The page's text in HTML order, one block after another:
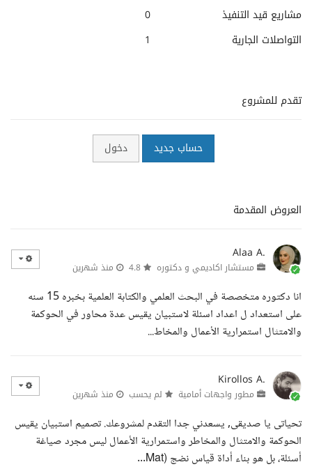
مشاريع قيد التنفيذ
0
التواصلات الجارية
1
تقدم للمشروع
حساب جديد دخول
العروض المقدمة
Alaa A.
مستشار اكاديمي و دكتوره منذ شهرين
انا دكتوره متخصصة في البحث العلمي والكتابة العلمية بخبره 15 سنه
على استعداد ل اعداد اسئلة لاستبيان يقيس عدة محاور في الحوكمة
والامتثال استمرارية الأعمال والمخاط...
Kirollos A.
مطور واجهات أمامية لم يحسب منذ شهرين
تحياتى يا صديقى, يسعدني جدا التقدم لمشروعك. تصميم استبيان يقيس
الحوكمة والامتثال والمخاطر واستمرارية الأعمال ليس مجرد صياغة
أسئلة، بل هو بناء أداة قياس نضج (Mat...